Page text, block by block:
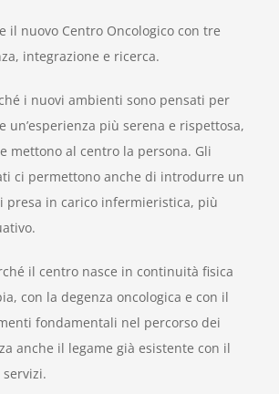
il nuovo Centro Oncologico con tre
integrazione e ricerca.
i nuovi ambienti sono pensati per
un’esperienza più serena e rispettosa,
mettono al centro la persona. Gli
ci permettono anche di introdurre un
presa in carico infermieristica, più
il centro nasce in continuità fisica
con la degenza oncologica e con il
fondamentali nel percorso dei
anche il legame già esistente con il